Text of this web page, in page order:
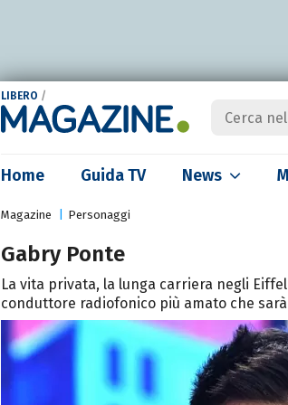
LIBERO /
Home Guida TV News
Magazine Personaggi
Gabry Ponte
La vita privata, la lunga carriera negli
conduttore radiofonico più amato che